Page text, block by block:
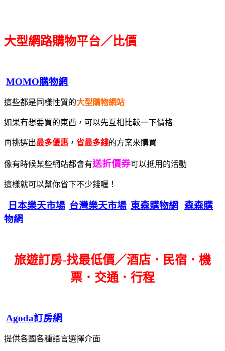
大型網路購物平台／比價
MOMO購物網
這些都是同樣性質的大型購物網站
如果有想要買的東西，可以先互相比較一下價格
再挑選出最多優惠 ， 省最多錢的方案來購買
像有時候某些網站都會有送折價券可以抵用的活動
這樣就可以幫你省下不少錢喔！
日本樂天市場 台灣樂天市場 東森購物網
森森購
物網
旅遊訂房-找最低價／酒店．民宿．機
票．交通．行程
Agoda訂房網
提供各國各種語言選擇介面